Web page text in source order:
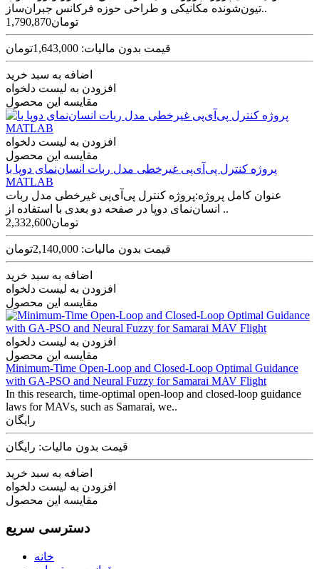
تیون‌شونده مکانیکی و طراحی حوزه فرکانس جبران‌ساز..
1,790,870تومان
قیمت بدون مالیات: 1,643,000تومان
اضافه به سبد خرید
افزودن به لیست دلخواه
مقایسه این محصول
افزودن به لیست دلخواه
مقایسه این محصول
پروژه کنترل پی‌آی‌پی غیرخطی مدل ربات انسان‌نمای دوپا با
MATLAB
عنوان کامل پروژه:پروژه کنترل پی‌آی‌پی غیرخطی مدل ربات
انسان‌نمای دوپا در صفحه دو بعدی با استفاده از ..
2,332,600تومان
قیمت بدون مالیات: 2,140,000تومان
اضافه به سبد خرید
افزودن به لیست دلخواه
مقایسه این محصول
افزودن به لیست دلخواه
مقایسه این محصول
Minimum-Time Open-Loop and Closed-Loop Optimal Guidance
with GA-PSO and Neural Fuzzy for Samarai MAV Flight
In this research, time-optimal open-loop and closed-loop guidance
laws for MAVs, such as Samarai, we..
رایگان
قیمت بدون مالیات: رایگان
اضافه به سبد خرید
افزودن به لیست دلخواه
مقایسه این محصول
دسترسی سریع
خانه